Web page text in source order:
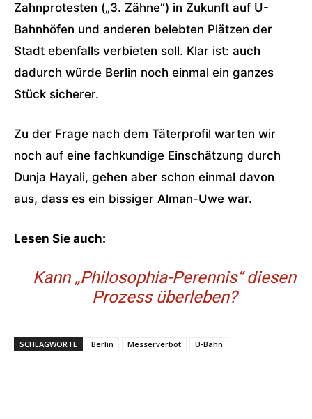
Zahnprotesten („3. Zähne“) in Zukunft auf U-
Bahnhöfen und anderen belebten Plätzen der
Stadt ebenfalls verbieten soll. Klar ist: auch
dadurch würde Berlin noch einmal ein ganzes
Stück sicherer.
Zu der Frage nach dem Täterprofil warten wir
noch auf eine fachkundige Einschätzung durch
Dunja Hayali, gehen aber schon einmal davon
aus, dass es ein bissiger Alman-Uwe war.
Lesen Sie auch:
Kann „Philosophia-Perennis“ diesen
Prozess überleben?
SCHLAGWORTE Berlin Messerverbot U-Bahn